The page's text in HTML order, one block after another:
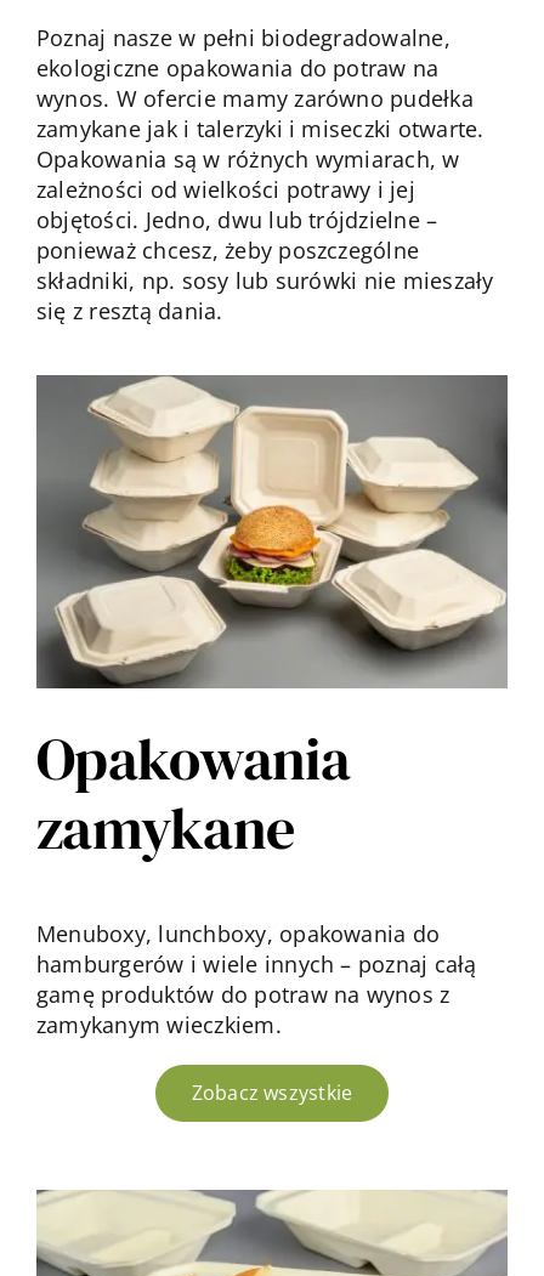
Poznaj nasze w pełni biodegradowalne,
ekologiczne opakowania do potraw na
wynos. W ofercie mamy zarówno pudełka
zamykane jak i talerzyki i miseczki otwarte.
Opakowania są w różnych wymiarach, w
zależności od wielkości potrawy i jej
objętości. Jedno, dwu lub trójdzielne –
ponieważ chcesz, żeby poszczególne
składniki, np. sosy lub surówki nie mieszały
się z resztą dania.
Opakowania
zamykane
Menuboxy, lunchboxy, opakowania do
hamburgerów i wiele innych – poznaj całą
gamę produktów do potraw na wynos z
zamykanym wieczkiem.
Zobacz wszystkie